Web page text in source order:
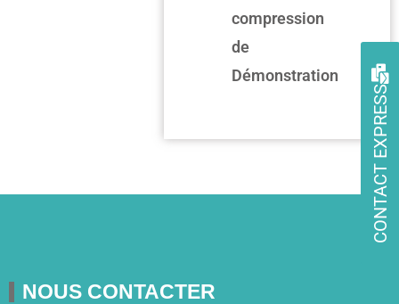
compression
de
Démonstration
CONTACT EXPRESS
NOUS CONTACTER